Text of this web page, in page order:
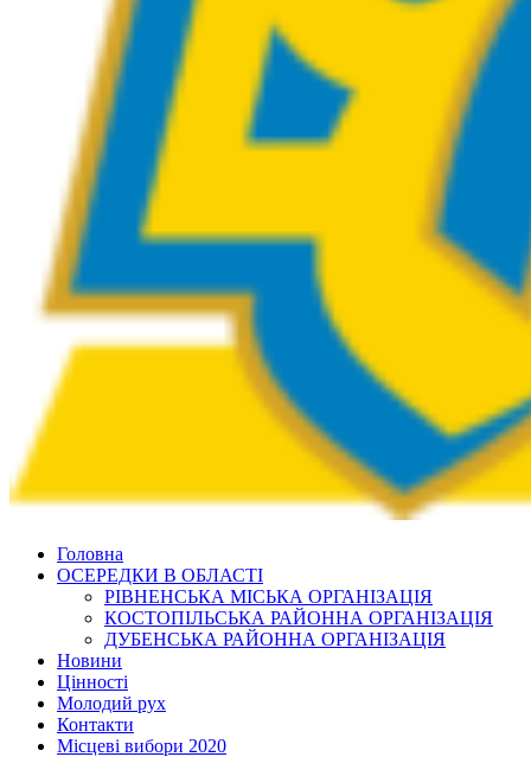
Головна
ОСЕРЕДКИ В ОБЛАСТІ
РІВНЕНСЬКА МІСЬКА ОРГАНІЗАЦІЯ
КОСТОПІЛЬСЬКА РАЙОННА ОРГАНІЗАЦІЯ
ДУБЕНСЬКА РАЙОННА ОРГАНІЗАЦІЯ
Новини
Цінності
Молодий рух
Контакти
Місцеві вибори 2020